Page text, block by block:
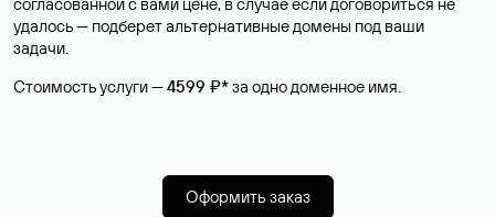
удалось — подберет альтернативные домены под ваши
задачи.
Стоимость услуги —4599 ₽*за одно доменное имя.
Оформить заказ